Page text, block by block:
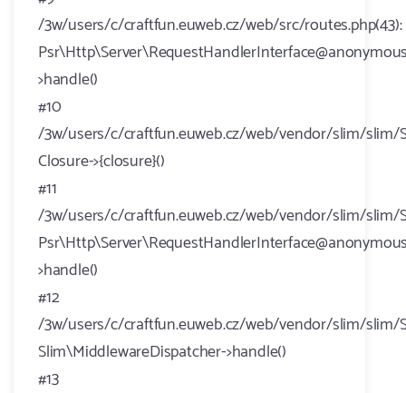
/3w/users/c/craftfun.euweb.cz/web/src/routes.php(43):
>handle()
#10
/3w/users/c/craftfun.euweb.cz/web/vendor/slim/slim/
Closure->{closure}()
#11
/3w/users/c/craftfun.euweb.cz/web/vendor/slim/slim/
>handle()
#12
/3w/users/c/craftfun.euweb.cz/web/vendor/slim/slim/
Slim\MiddlewareDispatcher->handle()
#13